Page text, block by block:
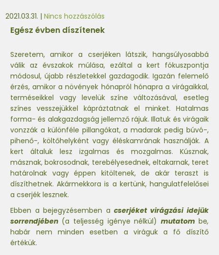
2021.03.31. |Nincs hozzászólás
Egész évben díszítenek
Szeretem, amikor a cserjéken látszik, hangsúlyosabbá
válik az évszakok múlása, ezáltal a kert fókuszpontja
módosul, újabb részletekkel gazdagodik. Igazán felemelő
érzés, amikor a növények hónapról hónapra a virágaikkal,
terméseikkel vagy levelük színe változásával, esetleg
színes vesszejükkel kápráztatnak el minket. Hatalmas
forma- és alakgazdagság jellemző rájuk. Illatuk és virágaik
vonzzák a különféle pillangókat, a madarak pedig búvó-,
pihenő-, költőhelyként vagy éléskamrának használják. A
kert általuk lesz izgalmas és mozgalmas. Kúsznak,
másznak, bokrosodnak, terebélyesednek, eltakarnak, teret
határolnak vagy éppen kitöltenek, de akár teraszt is
díszíthetnek. Akármekkora is a kertünk, hangulatfelelősei
a cserjék lesznek.
Ebben a bejegyzésemben a cserjéket virágzási idejük
sorrendjében (a teljesség igénye nélkül)mutatom be,
habár nem minden esetben a viráguk a fő díszítő
értékük.